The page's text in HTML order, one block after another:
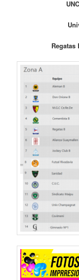
Regatas